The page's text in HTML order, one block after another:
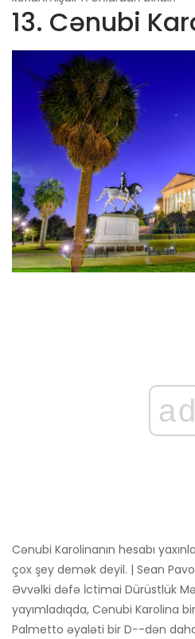
13. Cənubi
ad
Cənubi Karolinanın hesabı
çox şey demək deyil. | Sean
Əvvəlki dəfə İctimai Dürüstlük
yayımladıqda, Cənubi Karolina
Palmetto əyaləti bir D−-dən